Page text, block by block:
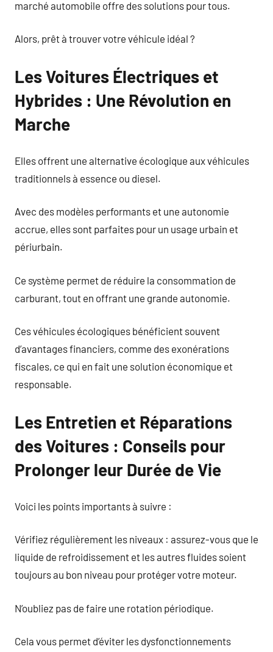
marché automobile offre des solutions pour tous.
Alors, prêt à trouver votre véhicule idéal ?
Les Voitures Électriques et
Hybrides : Une Révolution en
Marche
Elles offrent une alternative écologique aux véhicules
traditionnels à essence ou diesel.
Avec des modèles performants et une autonomie
accrue, elles sont parfaites pour un usage urbain et
périurbain.
Ce système permet de réduire la consommation de
carburant, tout en offrant une grande autonomie.
Ces véhicules écologiques bénéficient souvent
d’avantages financiers, comme des exonérations
fiscales, ce qui en fait une solution économique et
responsable.
Les Entretien et Réparations
des Voitures : Conseils pour
Prolonger leur Durée de Vie
Voici les points importants à suivre :
Vérifiez régulièrement les niveaux : assurez-vous que le
liquide de refroidissement et les autres fluides soient
toujours au bon niveau pour protéger votre moteur.
N’oubliez pas de faire une rotation périodique.
Cela vous permet d’éviter les dysfonctionnements